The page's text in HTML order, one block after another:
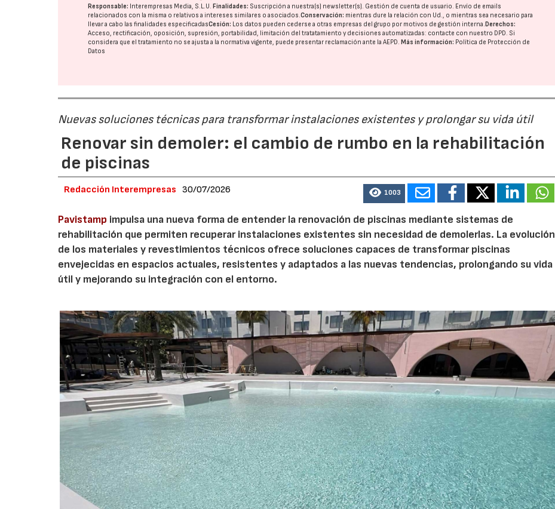
Responsable: Interempresas Media, S.L.U.Finalidades: Suscripción a nuestra(s) newsletter(s). Gestión de cuenta de usuario. Envío de emails
relacionados con la misma o relativos a intereses similares o asociados.Conservación: mientras dure la relación con Ud., o mientras sea necesario para
llevar a cabo las finalidades especificadasCesión: Los datos pueden cederse a otras empresas del grupo por motivos de gestión interna.Derechos:
Acceso, rectificación, oposición, supresión, portabilidad, limitación del tratatamiento y decisiones automatizadas: contacte con nuestro DPD. Si
considera que el tratamiento no se ajusta a la normativa vigente, puede presentar reclamación ante laAEPD.Más información: Política de Protección de
Datos
Nuevas soluciones técnicas para transformar instalaciones existentes y prolongar su vida útil
Renovar sin demoler: el cambio de rumbo en la rehabilitación
de piscinas
Redacción Interempresas 30/07/2026 1003
Pavistamp impulsa una nueva forma de entender la renovación de piscinas mediante sistemas de
rehabilitación que permiten recuperar instalaciones existentes sin necesidad de demolerlas. La evolución
de los materiales y revestimientos técnicos ofrece soluciones capaces de transformar piscinas
envejecidas en espacios actuales, resistentes y adaptados a las nuevas tendencias, prolongando su vida
útil y mejorando su integración con el entorno.